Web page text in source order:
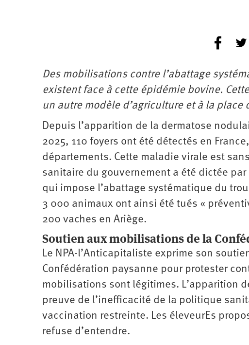
Des mobilisations contre l’abattage
existent face à cette épidémie bovine.
un autre modèle d’agriculture et à la
Depuis l’apparition de la dermatose
2025, 110 foyers ont été détectés en
départements. Cette maladie virale est
sanitaire du gouvernement a été dictée
qui impose l’abattage systématique du
3 000 animaux ont ainsi été tués «
200 vaches en Ariège.
Soutien aux mobilisations de la
Le NPA-l’Anticapitaliste exprime son
Confédération paysanne pour protester
mobilisations sont légitimes. L’apparition
preuve de l’inefficacité de la politique
vaccination restreinte. Les éleveurEs
refuse d’entendre.